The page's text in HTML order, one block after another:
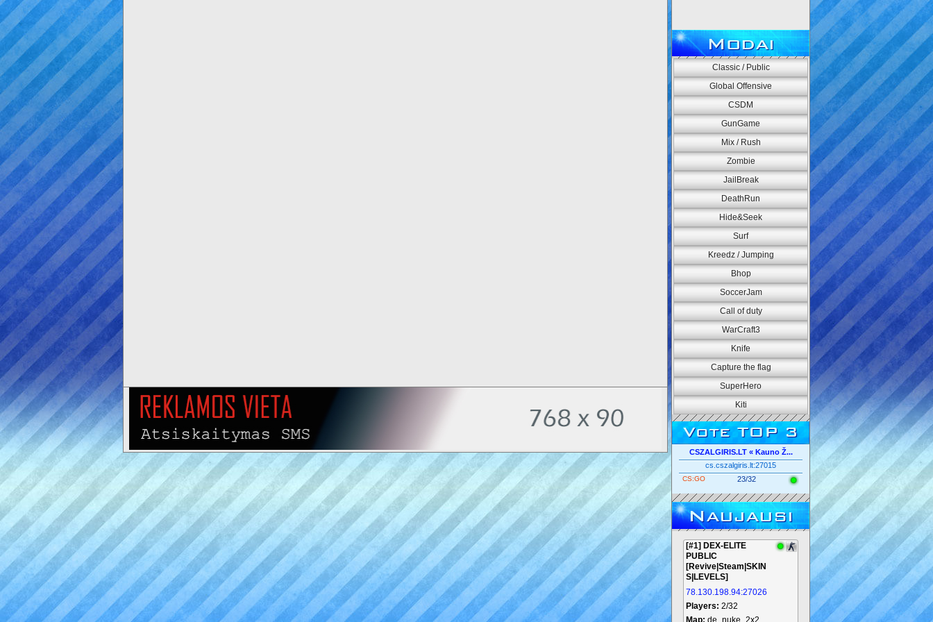
Modai
Classic / Public
Global Offensive
CSDM
GunGame
Mix / Rush
Zombie
JailBreak
DeathRun
Hide&Seek
Surf
Kreedz / Jumping
Bhop
SoccerJam
Call of duty
WarCraft3
Knife
Capture the flag
SuperHero
Kiti
Vote TOP 3
CSZALGIRIS.LT « Kauno Ž...
cs.cszalgiris.lt:27015
CS:GO 23/32
Naujausi